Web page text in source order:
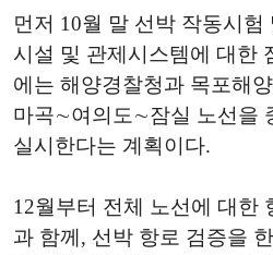
먼저 10월 말 선박 작동시
시설 및 관제시스템에 대한
에는 해양경찰청과 목포해
마곡∼여의도∼잠실 노선을
실시한다는 계획이다.
12월부터 전체 노선에 대한
과 함께, 선박 항로 검증을